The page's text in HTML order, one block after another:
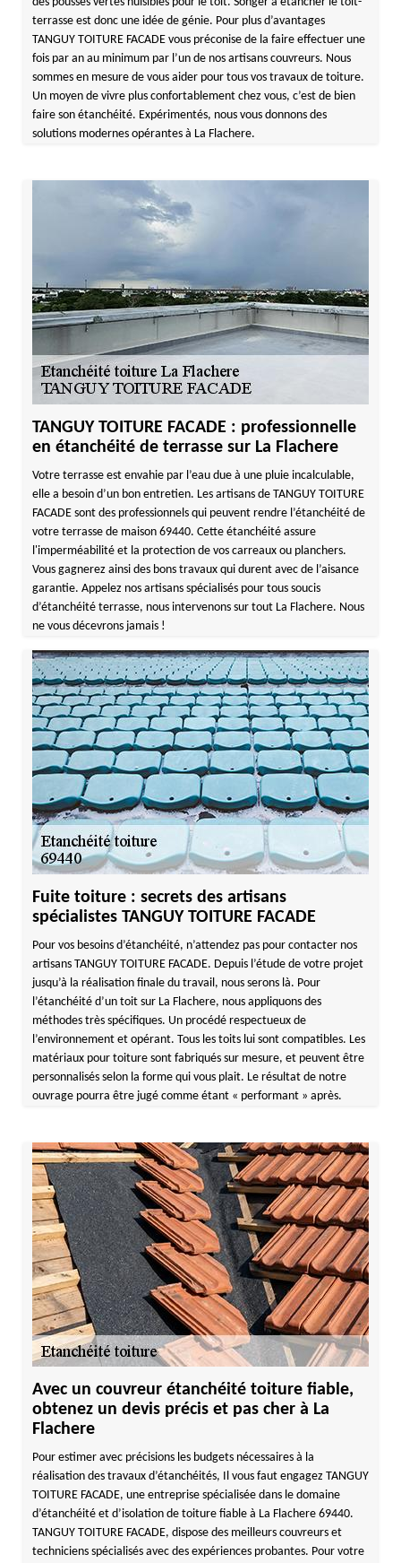
terrasse est donc une idée de génie. Pour plus d’avantages
TANGUY TOITURE FACADE vous préconise de la faire effectuer une
fois par an au minimum par l’un de nos artisans couvreurs. Nous
sommes en mesure de vous aider pour tous vos travaux de toiture.
Un moyen de vivre plus confortablement chez vous, c’est de bien
faire son étanchéité. Expérimentés, nous vous donnons des
solutions modernes opérantes à La Flachere.
TANGUY TOITURE FACADE : professionnelle
en étanchéité de terrasse sur La Flachere
Votre terrasse est envahie par l’eau due à une pluie incalculable,
elle a besoin d’un bon entretien. Les artisans de TANGUY TOITURE
FACADE sont des professionnels qui peuvent rendre l’étanchéité de
votre terrasse de maison 69440. Cette étanchéité assure
l'imperméabilité et la protection de vos carreaux ou planchers.
Vous gagnerez ainsi des bons travaux qui durent avec de l’aisance
garantie. Appelez nos artisans spécialisés pour tous soucis
d’étanchéité terrasse, nous intervenons sur tout La Flachere. Nous
ne vous décevrons jamais !
Fuite toiture : secrets des artisans
spécialistes TANGUY TOITURE FACADE
Pour vos besoins d’étanchéité, n’attendez pas pour contacter nos
artisans TANGUY TOITURE FACADE. Depuis l’étude de votre projet
jusqu’à la réalisation finale du travail, nous serons là. Pour
l’étanchéité d’un toit sur La Flachere, nous appliquons des
méthodes très spécifiques. Un procédé respectueux de
l’environnement et opérant. Tous les toits lui sont compatibles. Les
matériaux pour toiture sont fabriqués sur mesure, et peuvent être
personnalisés selon la forme qui vous plait. Le résultat de notre
ouvrage pourra être jugé comme étant « performant » après.
Avec un couvreur étanchéité toiture fiable,
obtenez un devis précis et pas cher à La
Flachere
Pour estimer avec précisions les budgets nécessaires à la
réalisation des travaux d’étanchéités, Il vous faut engagez TANGUY
TOITURE FACADE, une entreprise spécialisée dans le domaine
d’étanchéité et d’isolation de toiture fiable à La Flachere 69440.
TANGUY TOITURE FACADE, dispose des meilleurs couvreurs et
techniciens spécialisés avec des expériences probantes. Pour votre